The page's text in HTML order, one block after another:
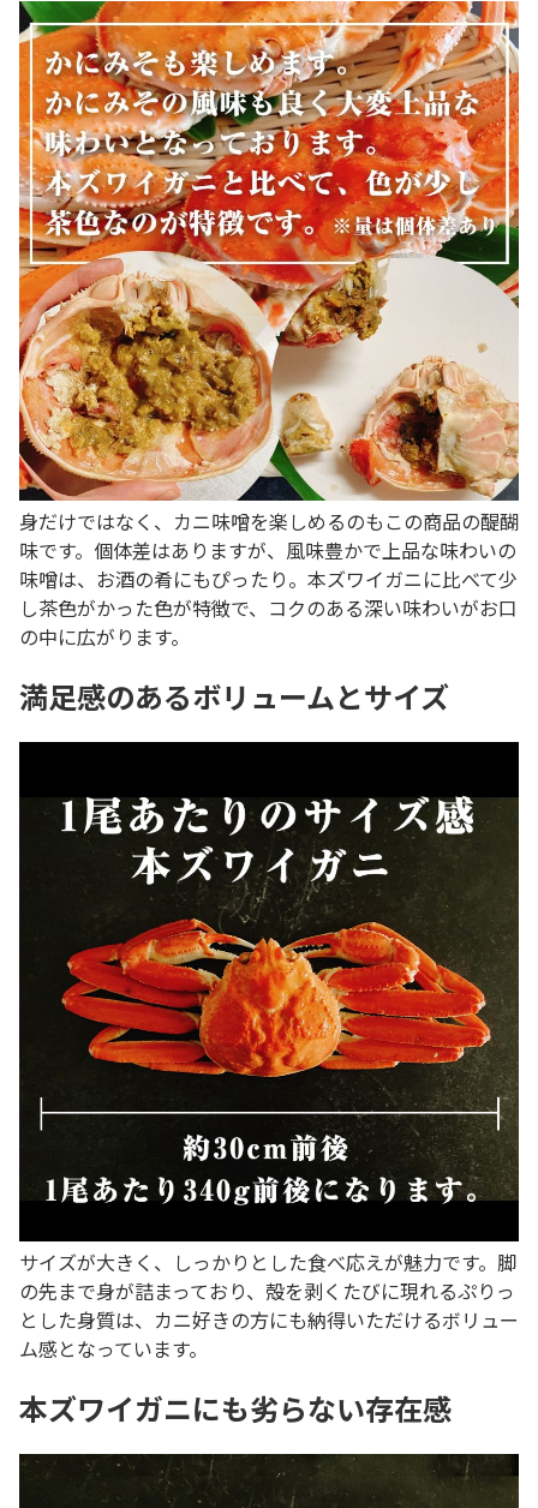
身だけではなく、カニ味噌を楽しめるのもこの商品の醍醐
味です。個体差はありますが、風味豊かで上品な味わいの
味噌は、お酒の肴にもぴったり。本ズワイガニに比べて少
し茶色がかった色が特徴で、コクのある深い味わいがお口
の中に広がります。
満足感のあるボリュームとサイズ
サイズが大きく、しっかりとした食べ応えが魅力です。脚
の先まで身が詰まっており、殻を剥くたびに現れるぷりっ
とした身質は、カニ好きの方にも納得いただけるボリュー
ム感となっています。
本ズワイガニにも劣らない存在感